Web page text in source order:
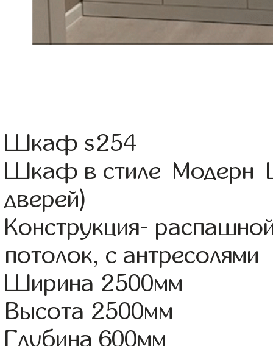
Шкаф s254
Шкаф в стиле Модерн
дверей)
Конструкция-
потолок, с антресолями
Ширина 2500мм
Высота 2500мм
Глубина 600мм